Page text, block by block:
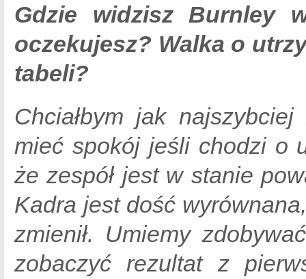
Gdzie widzisz Burnley
oczekujesz? Walka o
tabeli?
Chciałbym jak
mieć spokój jeśli chodzi o
że zespół jest w stanie
Kadra jest dość
zmienił. Umiemy
zobaczyć rezultat z